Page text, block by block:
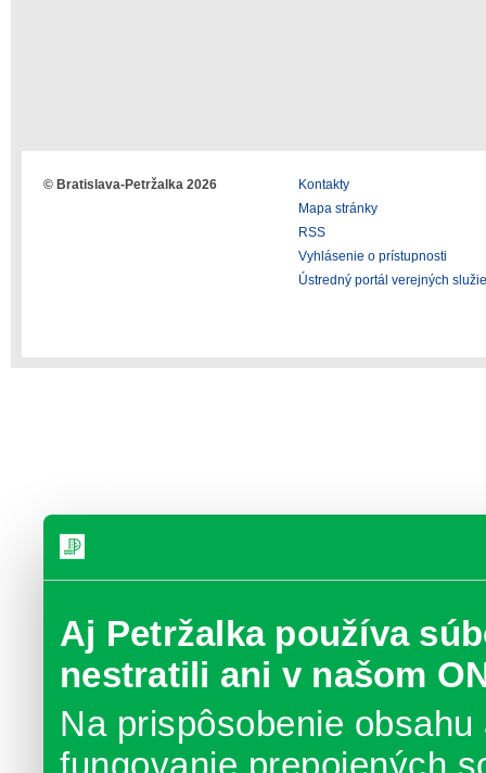
Aj Petržalka používa
nestratili ani v našom
Na prispôsobenie
© Bratislava-Petržalka 2026
Kontakty
Mapa stránky
RSS
Vyhlásenie o prístupnosti
Ústredný portál verejných